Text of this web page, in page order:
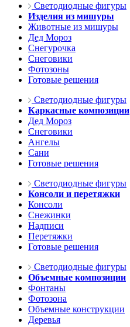
Светодиодные фигуры
Изделия из мишуры
Животные из мишуры
Дед Мороз
Снегурочка
Снеговики
Фотозоны
Готовые решения
Светодиодные фигуры
Каркасные композиции
Дед Мороз
Снеговики
Ангелы
Сани
Готовые решения
Светодиодные фигуры
Консоли и перетяжки
Консоли
Снежинки
Надписи
Перетяжки
Готовые решения
Светодиодные фигуры
Объемные композиции
Фонтаны
Фотозона
Объемные конструкции
Деревья